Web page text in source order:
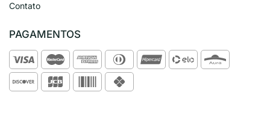
Contato
PAGAMENTOS